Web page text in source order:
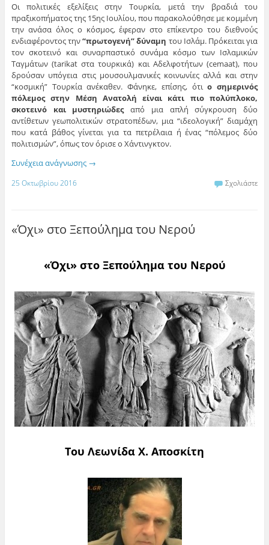
Οι πολιτικές εξελίξεις στην Τουρκία, μετά την βραδιά του
πραξικοπήματος της 15ης Ιουλίου, που παρακολούθησε με κομμένη
την ανάσα όλος ο κόσμος, έφεραν στο επίκεντρο του διεθνούς
ενδιαφέροντος την“πρωτογενή” δύναμη του Ισλάμ. Πρόκειται για
τον σκοτεινό και συναρπαστικό συνάμα κόσμο των Ισλαμικών
Ταγμάτων (tarikat στα τουρκικά) και Αδελφοτήτων (cemaat), που
δρούσαν υπόγεια στις μουσουλμανικές κοινωνίες αλλά και στην
“κοσμική” Τουρκία ανέκαθεν. Φάνηκε, επίσης, ότιο σημερινός
πόλεμος στην Μέση Ανατολή είναι κάτι πιο πολύπλοκο,
σκοτεινό και μυστηριώδεςαπό μια απλή σύγκρουση δύο
αντίθετων γεωπολιτικών στρατοπέδων, μια “ιδεολογική” διαμάχη
που κατά βάθος γίνεται για τα πετρέλαια ή ένας “πόλεμος δύο
πολιτισμών”, όπως τον όρισε ο Χάντινγκτον.
Συνέχεια ανάγνωσης →
25 Οκτωβρίου 2016 Σχολιάστε
«Όχι» στο Ξεπούλημα του Νερού
«Όχι» στο Ξεπούλημα του Νερού
Του Λεωνίδα Χ. Αποσκίτη